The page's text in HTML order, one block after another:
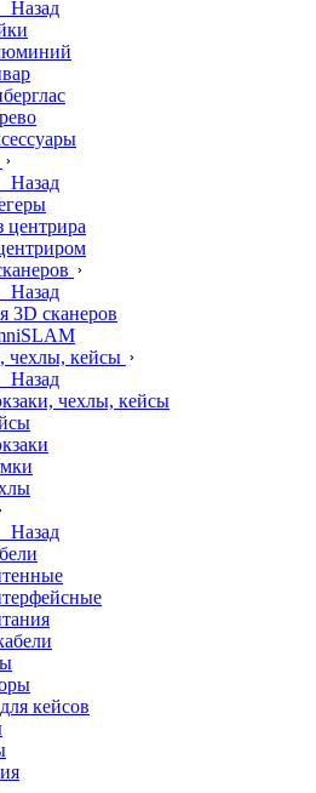
Назад
Назад
центрира
Назад
3D сканеров
чехлы, кейсы
Назад
чехлы, кейсы
Назад
кейсов